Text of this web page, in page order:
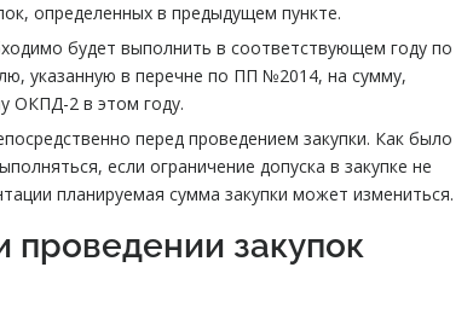
определенных в предыдущем пункте.
будет выполнить в соответствующем году по
указанную в перечне по ПП №2014, на сумму,
ОКПД-2 в этом году.
перед проведением закупки. Как было
если ограничение допуска в закупке не
планируемая сумма закупки может измениться.
закупок